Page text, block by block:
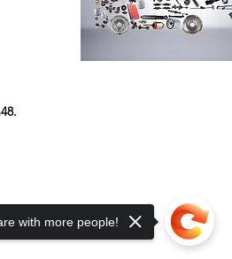
with more people!